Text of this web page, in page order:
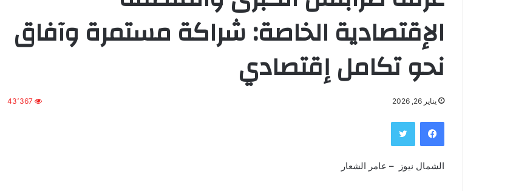
الإقتصادية الخاصة: شراكة مستمرة وآفاق
نحو تكامل إقتصادي
يناير 26, 2026 43٬367
فيسبوك تويتر
الشمال نيوز – عامر الشعار